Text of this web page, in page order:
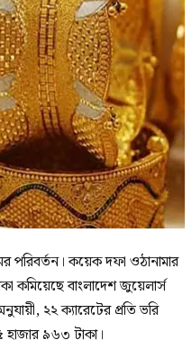
পরিবর্তন। কয়েক দফা ওঠানামার
কমিয়েছে বাংলাদেশ জুয়েলার্স
২২ ক্যারেটের প্রতি ভরি
হাজার ৯৬৩ টাকা।